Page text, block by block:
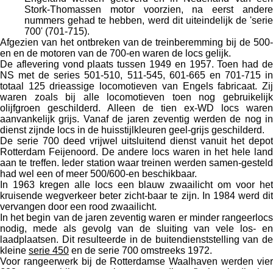
Stork-Thomassen motor voorzien, na eerst andere
nummers gehad te hebben, werd dit uiteindelijk de 'serie
700' (701-715).
Afgezien van het ontbreken van de treinberemming bij de 500-
en en de motoren van de 700-en waren de locs gelijk.
De aflevering vond plaats tussen 1949 en 1957. Toen had de
NS met de series 501-510, 511-545, 601-665 en 701-715 in
totaal 125 drieassige locomotieven van Engels fabricaat. Zij
waren zoals bij alle locomotieven toen nog gebruikelijk
olijfgroen geschilderd. Alleen de tien ex-WD locs waren
aanvankelijk grijs. Vanaf de jaren zeventig werden de nog in
dienst zijnde locs in de huisstijlkleuren geel-grijs geschilderd.
De serie 700 deed vrijwel uitsluitend dienst vanuit het depot
Rotterdam Feijenoord. De andere locs waren in het hele land
aan te treffen. Ieder station waar treinen werden samen-gesteld
had wel een of meer 500/600-en beschikbaar.
In 1963 kregen alle locs een blauw zwaailicht om voor het
kruisende wegverkeer beter zicht-baar te zijn. In 1984 werd dit
vervangen door een rood zwaailicht.
In het begin van de jaren zeventig waren er minder rangeerlocs
nodig, mede als gevolg van de sluiting van vele los- en
laadplaatsen. Dit resulteerde in de buitendienststelling van de
kleine serie 450 en de serie 700 omstreeks 1972.
Voor rangeerwerk bij de Rotterdamse Waalhaven werden vier